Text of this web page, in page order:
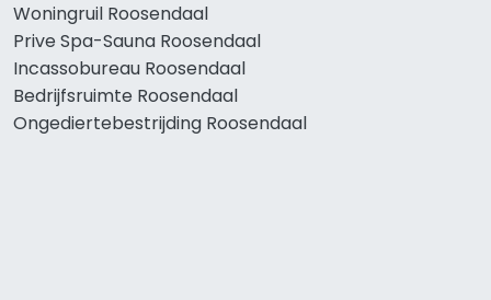
Woningruil Roosendaal
Prive Spa-Sauna Roosendaal
Incassobureau Roosendaal
Bedrijfsruimte Roosendaal
Ongediertebestrijding Roosendaal